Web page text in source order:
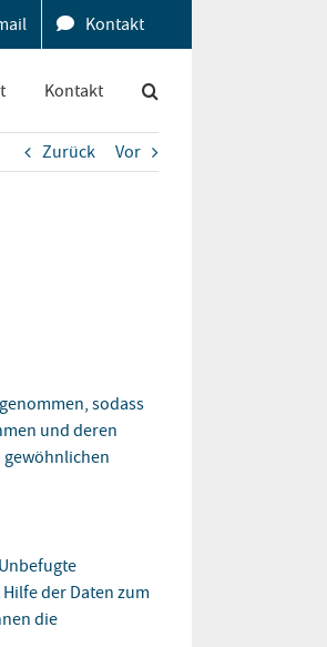
Kontakt
Kontakt
Zurück Vor
sodass
und deren
der Daten zum
die